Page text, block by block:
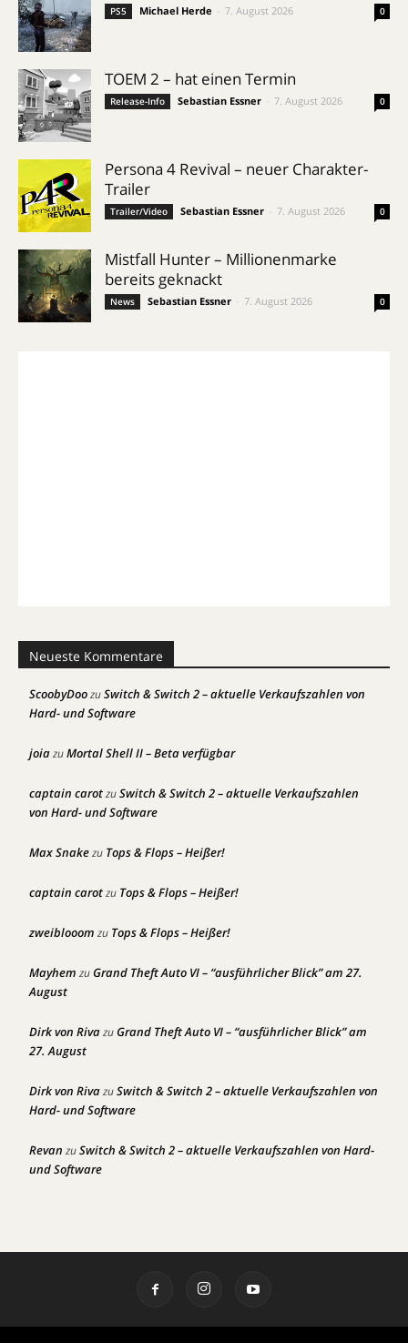
PS5 Michael Herde 7. August 2026 0
TOEM 2 – hat einen Termin
Release-Info Sebastian Essner 7. August 2026 0
Persona 4 Revival – neuer Charakter-
Trailer
Trailer/Video Sebastian Essner 7. August 2026 0
Mistfall Hunter – Millionenmarke
bereits geknackt
News Sebastian Essner 7. August 2026 0
Neueste Kommentare
ScoobyDoozuSwitch & Switch 2 – aktuelle Verkaufszahlen von
Hard- und Software
joiazuMortal Shell II – Beta verfügbar
captain carotzuSwitch & Switch 2 – aktuelle Verkaufszahlen
von Hard- und Software
Max Snakezu Tops & Flops – Heißer!
captain carotzu Tops & Flops – Heißer!
zweiblooom zu Tops & Flops – Heißer!
Mayhem zuGrand Theft Auto VI – “ausführlicher Blick” am 27.
August
Dirk von RivazuGrand Theft Auto VI – “ausführlicher Blick” am
27. August
Dirk von RivazuSwitch & Switch 2 – aktuelle Verkaufszahlen von
Hard- und Software
Revan zuSwitch & Switch 2 – aktuelle Verkaufszahlen von Hard-
und Software